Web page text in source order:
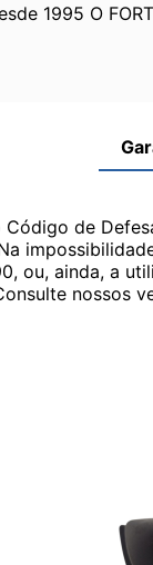
1995 O
Código de
ou, ainda, a
nossos